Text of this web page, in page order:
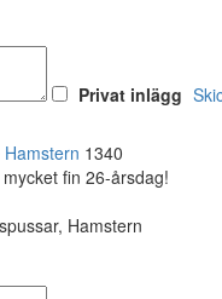
Privat inlägg
Hamstern 1340
fin 26-årsdag!
Hamstern